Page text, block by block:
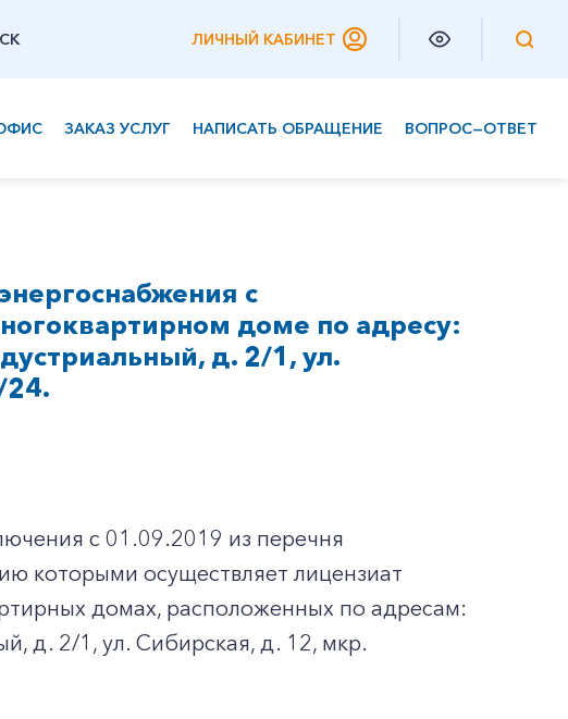
ЛИЧНЫЙ КАБИНЕТ
ЗАКАЗ УСЛУГ НАПИСАТЬ ОБРАЩЕНИЕ ВОПРОС—ОТВЕТ
с
доме по адресу:
д. 2/1, ул.
24.
с 01.09.2019 из перечня
которыми осуществляет лицензиат
домах, расположенных по адресам:
д. 2/1, ул. Сибирская, д. 12, мкр.